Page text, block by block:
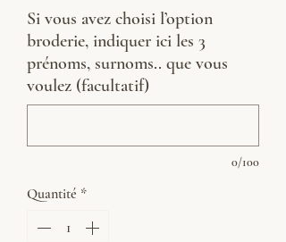
Si vous avez choisi l’option
broderie, indiquer ici les 3
prénoms, surnoms.. que vous
voulez (facultatif)
0/100
Quantité *